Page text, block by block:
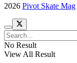
2026 Pivot Skate Mag
No Result
View All Result